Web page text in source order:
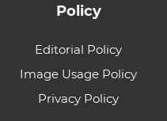
Policy
Editorial Policy
Image Usage Policy
Privacy Policy